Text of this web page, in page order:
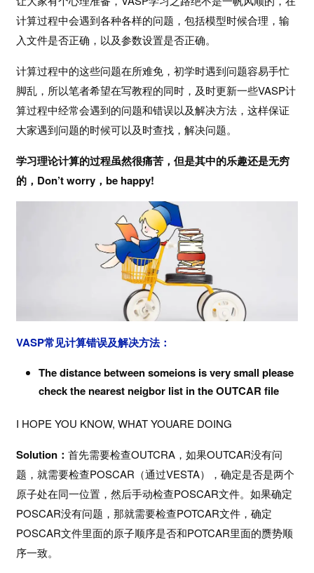
计
干
货
V
P
计算过程中会遇到各种各样的问题，包括模型时候合理，输
入文件是否正确，以及参数设置是否正确。
计算过程中的这些问题在所难免，初学时遇到问题容易手忙
脚乱，所以笔者希望在写教程的同时，及时更新一些VASP计
算过程中经常会遇到的问题和错误以及解决方法，这样保证
大家遇到问题的时候可以及时查找，解决问题。
学习理论计算的过程虽然很痛苦，但是其中的乐趣还是无穷
的，Don’t worry，be happy!
VASP常见计算错误及解决方法：
The distance between someions is very small please
check the nearest neigbor list in the OUTCAR file
I HOPE YOU KNOW, WHAT YOUARE DOING
Solution ： 首先需要检查OUTCRA，如果OUTCAR没有问
题，就需要检查POSCAR（通过VESTA），确定是否是两个
原子处在同一位置，然后手动检查POSCAR文件。如果确定
POSCAR没有问题，那就需要检查POTCAR文件，确定
POSCAR文件里面的原子顺序是否和POTCAR里面的赝势顺
序一致。